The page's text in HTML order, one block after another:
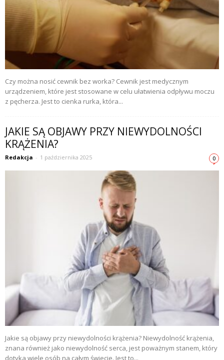
Czy można nosić cewnik bez worka? Cewnik jest medycznym
urządzeniem, które jest stosowane w celu ułatwienia odpływu moczu
z pęcherza. Jest to cienka rurka, która...
JAKIE SĄ OBJAWY PRZY NIEWYDOLNOŚCI
KRĄŻENIA?
Redakcja - 1 października 2025 0
Jakie są objawy przy niewydolności krążenia? Niewydolność krążenia,
znana również jako niewydolność serca, jest poważnym stanem, który
dotyka wiele osób na całym świecie. Jest to...